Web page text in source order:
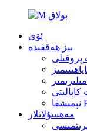
ئۆي
بىز ھەققىدە
مەھسۇلاتلار